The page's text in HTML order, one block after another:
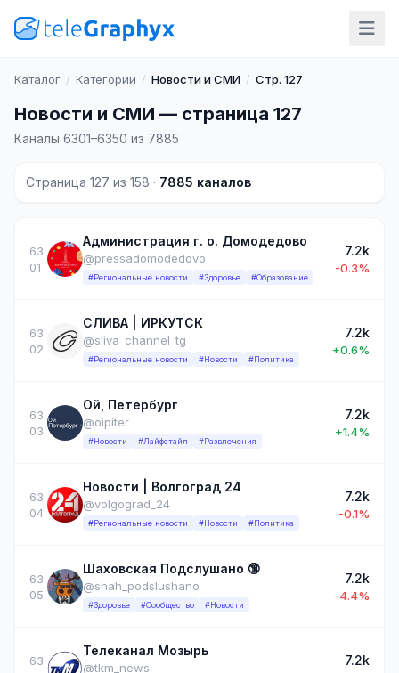
Каталог / Категории / Новости и СМИ / Стр. 127
Новости и СМИ — страница 127
Каналы 6301–6350 из 7885
Страница 127 из 158 · 7885 каналов
63
01
Администрация г. о. Домодедово
@pressadomodedovo
#Региональные новости #Здоровье #Образование
7.2k
-0.3%
63
02
СЛИВА | ИРКУТСК
@sliva_channel_tg
#Региональные новости #Новости #Политика
7.2k
+0.6%
63
03
Ой, Петербург
@oipiter
#Новости #Лайфстайл #Развлечения
7.2k
+1.4%
63
04
Новости | Волгоград 24
@volgograd_24
#Региональные новости #Новости #Политика
7.2k
-0.1%
63
05
Шаховская Подслушано 🔞
@shah_podslushano
#Здоровье #Сообщество #Новости
7.2k
-4.4%
63
Телеканал Мозырь
@tkm_news
7.2k